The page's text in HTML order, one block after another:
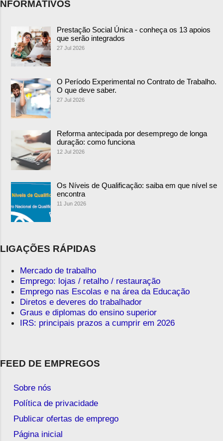
NFORMATIVOS
Prestação Social Única - conheça os 13 apoios
que serão integrados
27 Jul 2026
O Período Experimental no Contrato de Trabalho.
O que deve saber.
27 Jul 2026
Reforma antecipada por desemprego de longa
duração: como funciona
12 Jul 2026
Os Níveis de Qualificação: saiba em que nível se
encontra
11 Jun 2026
LIGAÇÕES RÁPIDAS
Mercado de trabalho
Emprego: lojas / retalho / restauração
Emprego nas Escolas e na área da Educação
Diretos e deveres do trabalhador
Graus e diplomas do ensino superior
IRS: principais prazos a cumprir em 2026
FEED DE EMPREGOS
Sobre nós
Política de privacidade
Publicar ofertas de emprego
Página inicial